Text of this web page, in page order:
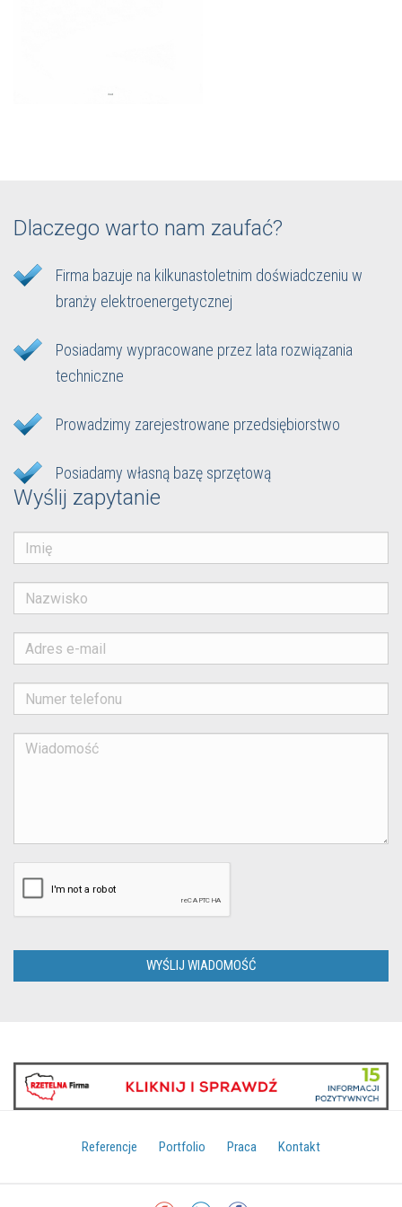
Dlaczego warto nam zaufać?
Firma bazuje na kilkunastoletnim doświadczeniu w
branży elektroenergetycznej
Posiadamy wypracowane przez lata rozwiązania
techniczne
Prowadzimy zarejestrowane przedsiębiorstwo
Posiadamy własną bazę sprzętową
Wyślij zapytanie
Referencje Portfolio Praca Kontakt